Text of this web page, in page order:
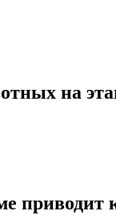
на
приводит